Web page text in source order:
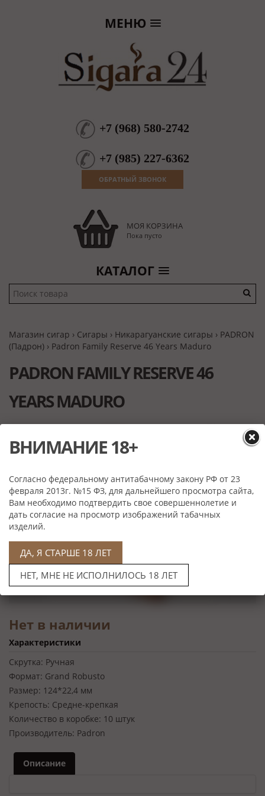
МЕНЮ
+7 (968) 580-2742
+7 (985) 227-6362
ОБРАТНЫЙ ЗВОНОК
МОЯ КОРЗИНА
Пока пусто
КАТАЛОГ
Магазин сигар › Сигары › Никарагуанские сигары › PADRON
(Падрон) › Padron Family Reserve 46 Years Maduro
PADRON FAMILY RESERVE 46
YEARS MADURO
Нет в наличии
Характеристики
Скрутка: Ручная
Формат: Grand Robusto
Размер: 124*22,4 мм
Крепость: Средне-крепкая
Количество в коробке: 10 штук
Производитель: Padron
Описание
ВНИМАНИЕ 18+
Согласно федеральному антитабачному закону РФ от 23
февраля 2013г. №15 ФЗ, для дальнейшего просмотра сайта,
Вам необходимо подтвердить свое совершеннолетие и
дать согласие на просмотр изображений табачных
изделий.
ДА, Я СТАРШЕ 18 ЛЕТ
НЕТ, МНЕ НЕ ИСПОЛНИЛОСЬ 18 ЛЕТ